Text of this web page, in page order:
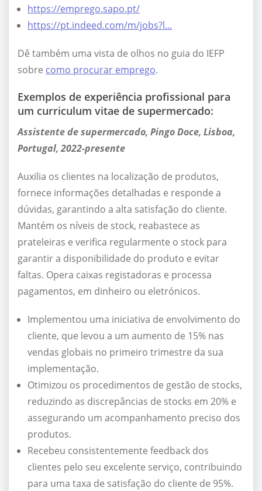
https://emprego.sapo.pt/
https://pt.indeed.com/m/jobs?l...
Dê também uma vista de olhos no guia do IEFP
sobre como procurar emprego.
Exemplos de experiência profissional para
um curriculum vitae de supermercado:
Assistente de supermercado, Pingo Doce, Lisboa,
Portugal, 2022-presente
Auxilia os clientes na localização de produtos,
fornece informações detalhadas e responde a
dúvidas, garantindo a alta satisfação do cliente.
Mantém os níveis de stock, reabastece as
prateleiras e verifica regularmente o stock para
garantir a disponibilidade do produto e evitar
faltas. Opera caixas registadoras e processa
pagamentos, em dinheiro ou eletrónicos.
Implementou uma iniciativa de envolvimento do
cliente, que levou a um aumento de 15% nas
vendas globais no primeiro trimestre da sua
implementação.
Otimizou os procedimentos de gestão de stocks,
reduzindo as discrepâncias de stocks em 20% e
assegurando um acompanhamento preciso dos
produtos.
Recebeu consistentemente feedback dos
clientes pelo seu excelente serviço, contribuindo
para uma taxa de satisfação do cliente de 95%.